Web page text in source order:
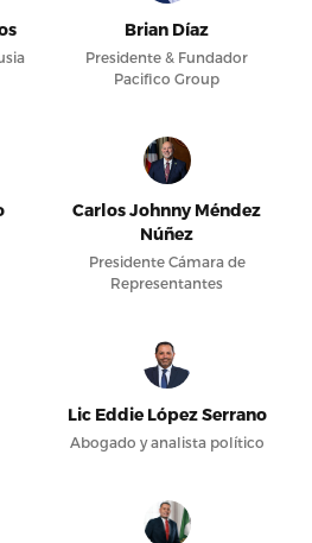
Brian Díaz
Presidente & Fundador
Pacifico Group
Carlos Johnny Méndez
Núñez
Presidente Cámara de
Representantes
Lic Eddie López Serrano
Abogado y analista político